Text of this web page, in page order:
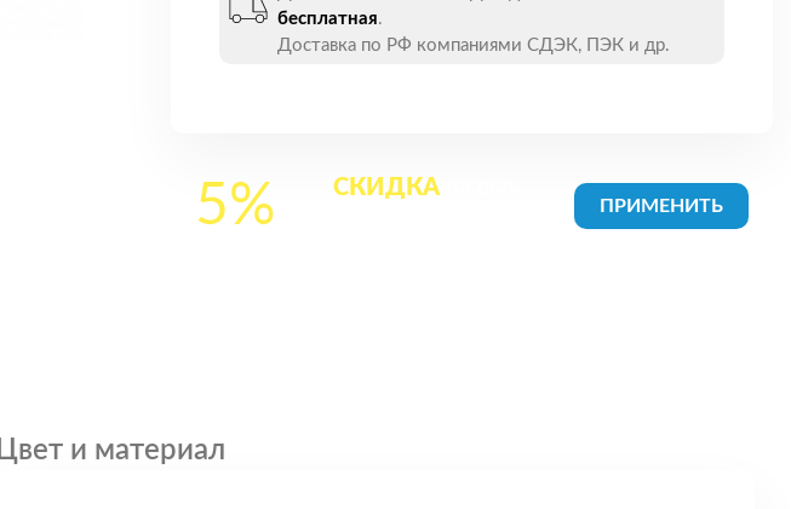
бесплатная.
Доставка по РФ компаниями СДЭК, ПЭК и др.
5% СКИДКА
Цвет и материал